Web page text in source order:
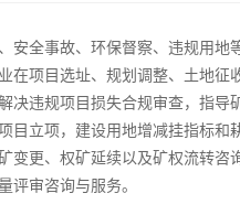
全事故、环保督察、违规用地等
项目选址、规划调整、土地征
违规项目损失合规审查，指导矿
立项，建设用地增减挂指标和耕
更、权矿延续以及矿权流转咨询
审咨询与服务。